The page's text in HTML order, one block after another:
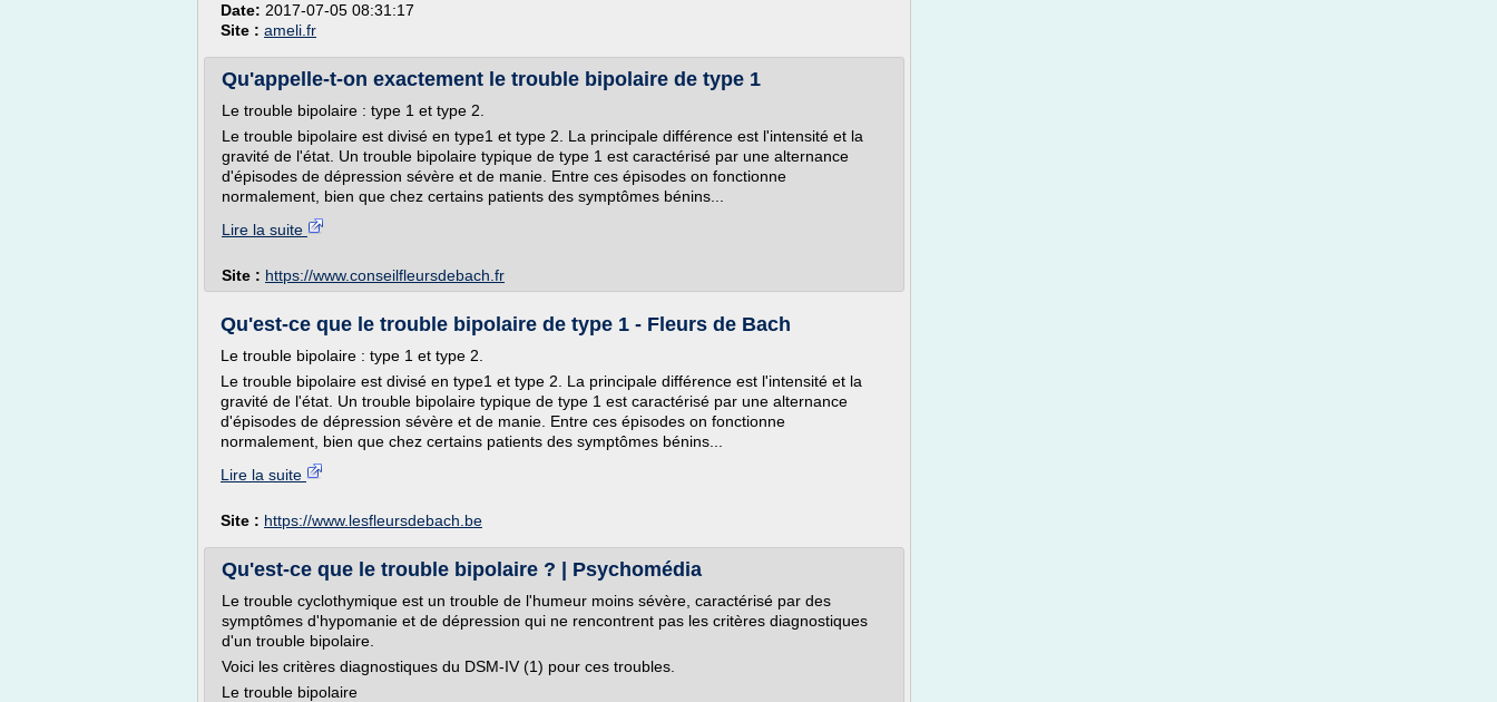
Date: 2017-07-05 08:31:17
Site : ameli.fr
Qu'appelle-t-on exactement le trouble bipolaire de type 1
Le trouble bipolaire : type 1 et type 2.
Le trouble bipolaire est divisé en type1 et type 2. La principale différence est l'intensité et la
gravité de l'état. Un trouble bipolaire typique de type 1 est caractérisé par une alternance
d'épisodes de dépression sévère et de manie. Entre ces épisodes on fonctionne
normalement, bien que chez certains patients des symptômes bénins...
Lire la suite
Site : https://www.conseilfleursdebach.fr
Qu'est-ce que le trouble bipolaire de type 1 - Fleurs de Bach
Le trouble bipolaire : type 1 et type 2.
Le trouble bipolaire est divisé en type1 et type 2. La principale différence est l'intensité et la
gravité de l'état. Un trouble bipolaire typique de type 1 est caractérisé par une alternance
d'épisodes de dépression sévère et de manie. Entre ces épisodes on fonctionne
normalement, bien que chez certains patients des symptômes bénins...
Lire la suite
Site : https://www.lesfleursdebach.be
Qu'est-ce que le trouble bipolaire ? | Psychomédia
Le trouble cyclothymique est un trouble de l'humeur moins sévère, caractérisé par des
symptômes d'hypomanie et de dépression qui ne rencontrent pas les critères diagnostiques
d'un trouble bipolaire.
Voici les critères diagnostiques du DSM-IV (1) pour ces troubles.
Le trouble bipolaire